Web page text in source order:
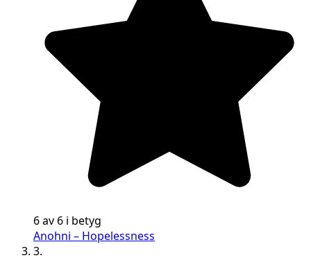
6 av 6 i betyg
Anohni – Hopelessness
3.